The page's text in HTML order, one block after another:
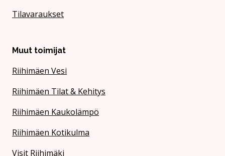
Tilavaraukset
Muut toimijat
Riihimäen Vesi
Riihimäen Tilat & Kehitys
Riihimäen Kaukolämpö
Riihimäen Kotikulma
Visit Riihimäki